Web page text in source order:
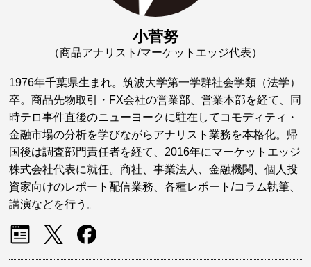
小菅努
（商品アナリスト/マーケットエッジ代表）
1976年千葉県生まれ。筑波大学第一学群社会学類（法学）
卒。商品先物取引・FX会社の営業部、営業本部を経て、同
時テロ事件直後のニューヨークに駐在してコモディティ・
金融市場の分析を学びながらアナリスト業務を本格化。帰
国後は調査部門責任者を経て、2016年にマーケットエッジ
株式会社代表に就任。商社、事業法人、金融機関、個人投
資家向けのレポート配信業務、各種レポート/コラム執筆、
講演などを行う。